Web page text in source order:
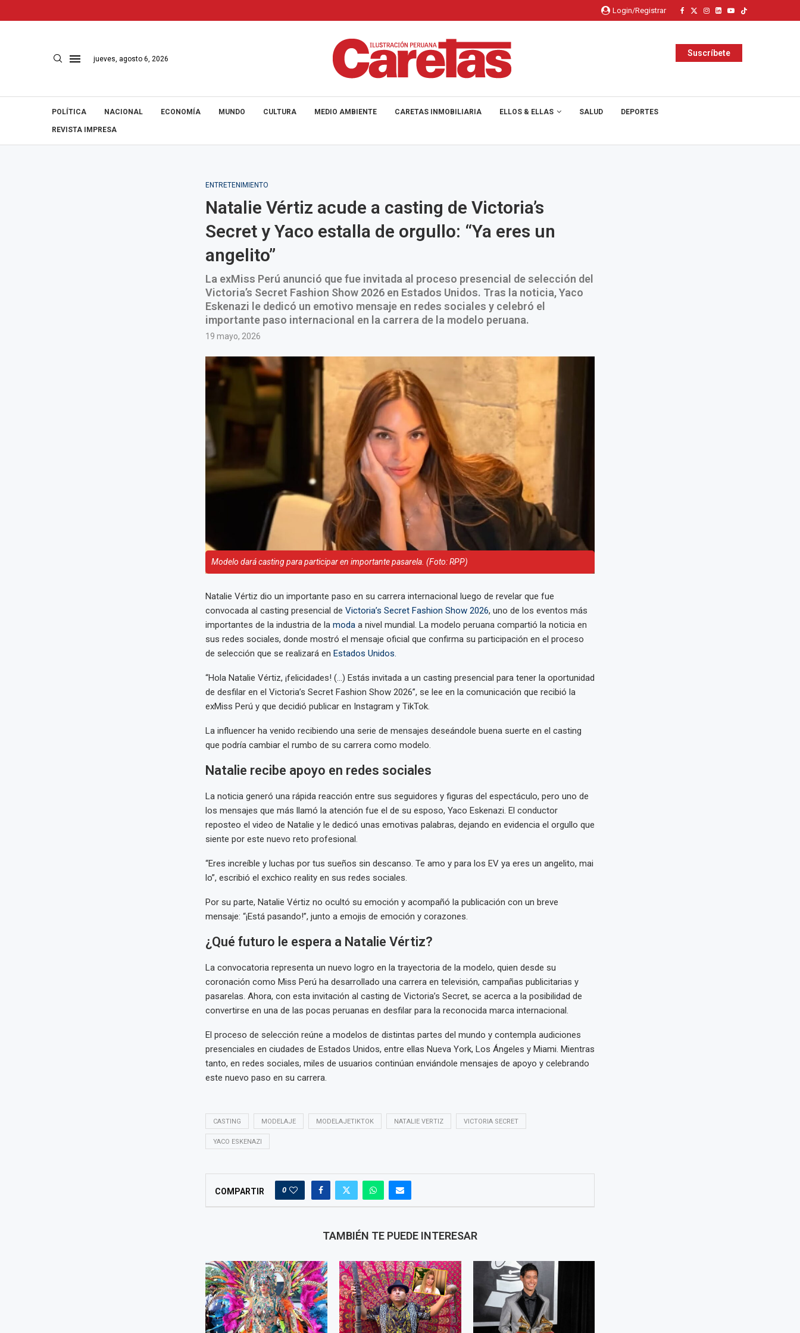
Login/Registrar
jueves, agosto 6, 2026
Suscríbete
POLÍTICA NACIONAL ECONOMÍA MUNDO CULTURA MEDIO AMBIENTE CARETAS INMOBILIARIA ELLOS & ELLAS SALUD DEPORTES
REVISTA IMPRESA
ENTRETENIMIENTO
Natalie Vértiz acude a casting de Victoria’s
Secret y Yaco estalla de orgullo: “Ya eres un
angelito”
La exMiss Perú anunció que fue invitada al proceso presencial de selección del
Victoria’s Secret Fashion Show 2026 en Estados Unidos. Tras la noticia, Yaco
Eskenazi le dedicó un emotivo mensaje en redes sociales y celebró el
importante paso internacional en la carrera de la modelo peruana.
19 mayo, 2026
Modelo dará casting para participar en importante pasarela. (Foto: RPP)
Natalie Vértiz dio un importante paso en su carrera internacional luego de revelar que fue
convocada al casting presencial de Victoria’s Secret Fashion Show 2026, uno de los eventos más
importantes de la industria de la moda a nivel mundial. La modelo peruana compartió la noticia en
sus redes sociales, donde mostró el mensaje oficial que confirma su participación en el proceso
de selección que se realizará en Estados Unidos.
“Hola Natalie Vértiz, ¡felicidades! (...) Estás invitada a un casting presencial para tener la oportunidad
de desfilar en el Victoria’s Secret Fashion Show 2026”, se lee en la comunicación que recibió la
exMiss Perú y que decidió publicar en Instagram y TikTok.
La influencer ha venido recibiendo una serie de mensajes deseándole buena suerte en el casting
que podría cambiar el rumbo de su carrera como modelo.
Natalie recibe apoyo en redes sociales
La noticia generó una rápida reacción entre sus seguidores y figuras del espectáculo, pero uno de
los mensajes que más llamó la atención fue el de su esposo, Yaco Eskenazi. El conductor
reposteo el video de Natalie y le dedicó unas emotivas palabras, dejando en evidencia el orgullo que
siente por este nuevo reto profesional.
“Eres increíble y luchas por tus sueños sin descanso. Te amo y para los EV ya eres un angelito, mai
lo”, escribió el exchico reality en sus redes sociales.
Por su parte, Natalie Vértiz no ocultó su emoción y acompañó la publicación con un breve
mensaje: “¡Está pasando!”, junto a emojis de emoción y corazones.
¿Qué futuro le espera a Natalie Vértiz?
La convocatoria representa un nuevo logro en la trayectoria de la modelo, quien desde su
coronación como Miss Perú ha desarrollado una carrera en televisión, campañas publicitarias y
pasarelas. Ahora, con esta invitación al casting de Victoria’s Secret, se acerca a la posibilidad de
convertirse en una de las pocas peruanas en desfilar para la reconocida marca internacional.
El proceso de selección reúne a modelos de distintas partes del mundo y contempla audiciones
presenciales en ciudades de Estados Unidos, entre ellas Nueva York, Los Ángeles y Miami. Mientras
tanto, en redes sociales, miles de usuarios continúan enviándole mensajes de apoyo y celebrando
este nuevo paso en su carrera.
CASTING MODELAJE MODELAJETIKTOK NATALIE VERTIZ VICTORIA SECRET
YACO ESKENAZI
COMPARTIR 0
TAMBIÉN TE PUEDE INTERESAR